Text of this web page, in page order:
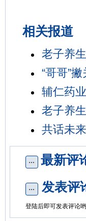
相关报道
老子养
“哥哥”
辅仁药
老子养
共话未
最新评
发表评
登陆后即可发表评论